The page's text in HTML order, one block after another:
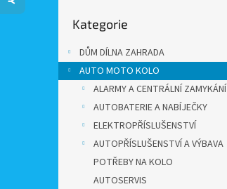
a
n
kategorie
Kategorie
DŮM DÍLNA ZAHRADA
AUTO MOTO KOLO
ALARMY A CENTRÁLNÍ ZAMYKÁNÍ
AUTOBATERIE A NABÍJEČKY
ELEKTROPŘÍSLUŠENSTVÍ
AUTOPŘÍSLUŠENSTVÍ A VÝBAVA
POTŘEBY NA KOLO
AUTOSERVIS